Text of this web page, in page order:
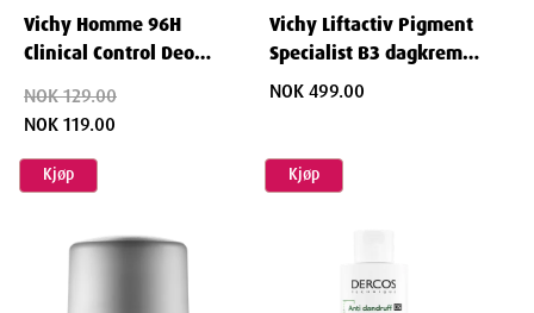
Vichy Homme 96H
Clinical Control Deo
parfyme 50 ml
NOK 129.00
NOK 119.00
Kjøp
Vichy Liftactiv Pigment
Specialist B3 dagkrem
SPF50 50 ml
NOK 499.00
Kjøp